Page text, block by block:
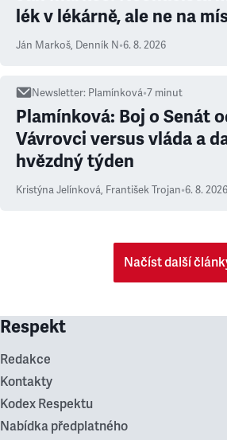
lék v lékárně, ale ne na
Ján Markoš, Denník N•6. 8. 2026
Newsletter: Plamínková•7 minut
Plamínková: Boj o Senát
Vávrovci versus vláda a
hvězdný týden
Kristýna Jelínková, František Trojan•6. 8. 2026
Načíst další
Respekt
Redakce
Kontakty
Kodex Respektu
Nabídka předplatného